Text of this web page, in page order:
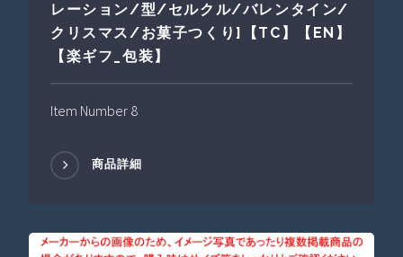
レーション/型/セルクル/バレンタイン/
クリスマス/お菓子つくり]【TC】【EN】
【楽ギフ_包装】
Item Number 8
商品詳細